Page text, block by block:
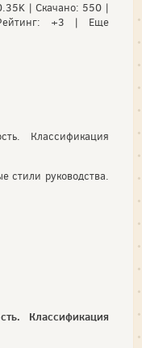
| Скачано: 550 |
+3 | Еще
Классификация
стили руководства.
Классификация